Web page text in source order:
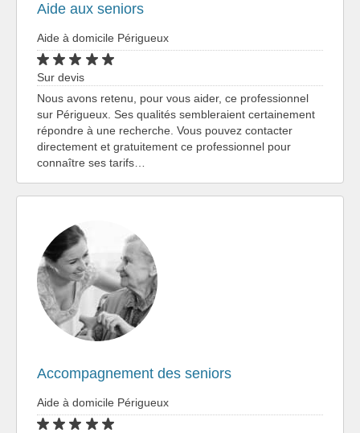
Aide aux seniors
Aide à domicile Périgueux
Sur devis
Nous avons retenu, pour vous aider, ce professionnel
sur Périgueux. Ses qualités sembleraient certainement
répondre à une recherche. Vous pouvez contacter
directement et gratuitement ce professionnel pour
connaître ses tarifs…
Accompagnement des seniors
Aide à domicile Périgueux